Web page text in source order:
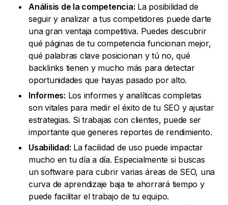
Análisis de la competencia: La posibilidad de
seguir y analizar a tus competidores puede darte
una gran ventaja competitiva. Puedes descubrir
qué páginas de tu competencia funcionan mejor,
qué palabras clave posicionan y tú no, qué
backlinks tienen y mucho más para detectar
oportunidades que hayas pasado por alto.
Informes: Los informes y analíticas completas
son vitales para medir el éxito de tu SEO y ajustar
estrategias. Si trabajas con clientes, puede ser
importante que generes reportes de rendimiento.
Usabilidad: La facilidad de uso puede impactar
mucho en tu día a día. Especialmente si buscas
un software para cubrir varias áreas de SEO, una
curva de aprendizaje baja te ahorrará tiempo y
puede facilitar el trabajo de tu equipo.